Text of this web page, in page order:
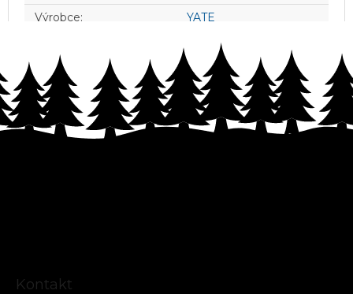
Výrobce: YATE
Z
Kontakt